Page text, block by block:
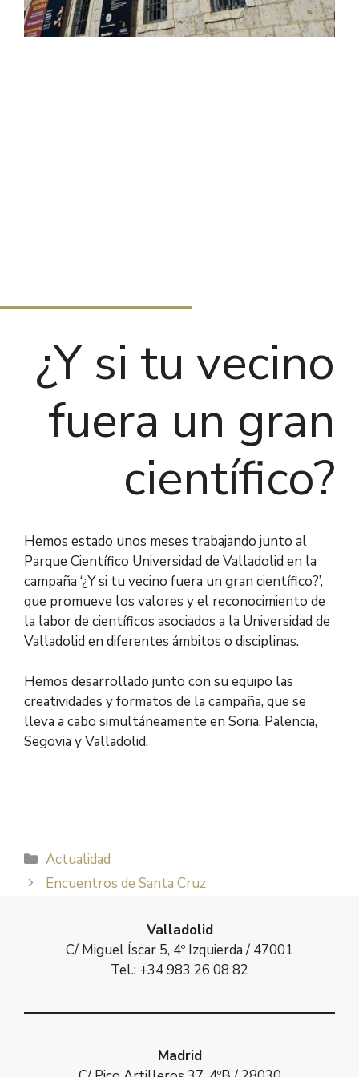
¿Y si tu vecino
fuera un gran
científico?
Hemos estado unos meses trabajando junto al
Parque Científico Universidad de Valladolid en la
campaña ‘¿Y si tu vecino fuera un gran científico?’,
que promueve los valores y el reconocimiento de
la labor de científicos asociados a la Universidad de
Valladolid en diferentes ámbitos o disciplinas.
Hemos desarrollado junto con su equipo las
creatividades y formatos de la campaña, que se
lleva a cabo simultáneamente en Soria, Palencia,
Segovia y Valladolid.
Categorías
Actualidad
Encuentros de Santa Cruz
Valladolid
C/ Miguel Íscar 5, 4º Izquierda / 47001
Tel.: +34 983 26 08 82
Madrid